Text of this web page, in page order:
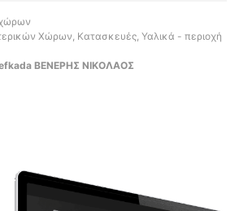
Χώρων, Κατασκευές, Υαλικά - περιοχή
ΒΕΝΕΡΗΣ ΝΙΚΟΛΑΟΣ